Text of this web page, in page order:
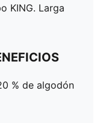
KING. Larga
% de algodón